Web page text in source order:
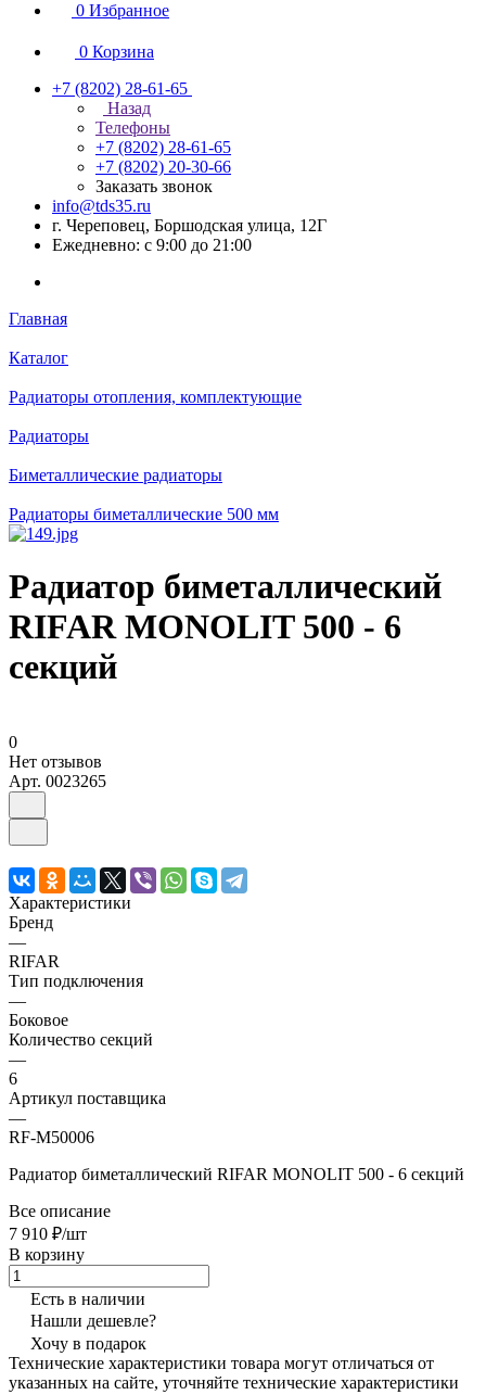
0 Избранное
0 Корзина
+7 (8202) 28‑61-65
Назад
Телефоны
+7 (8202) 28‑61-65
+7 (8202) 20‑30-66
Заказать звонок
info@tds35.ru
г. Череповец, Боршодская улица, 12Г
Ежедневно: с 9:00 до 21:00
Главная
Каталог
Радиаторы отопления, комплектующие
Радиаторы
Биметаллические радиаторы
Радиаторы биметаллические 500 мм
Радиатор биметаллический
RIFAR MONOLIT 500 - 6
секций
0
Нет отзывов
Арт. 0023265
Характеристики
Бренд
—
RIFAR
Тип подключения
—
Боковое
Количество секций
—
6
Артикул поставщика
—
RF-M50006
Радиатор биметаллический RIFAR MONOLIT 500 - 6 секций
Все описание
7 910 ₽/шт
В корзину
Есть в наличии
Нашли дешевле?
Хочу в подарок
Технические характеристики товара могут отличаться от
указанных на сайте, уточняйте технические характеристики